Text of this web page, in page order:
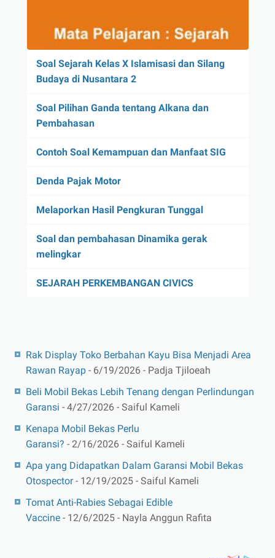
Soal Sejarah Kelas X Islamisasi dan Silang
Budaya di Nusantara 2
Soal Pilihan Ganda tentang Alkana dan
Pembahasan
Contoh Soal Kemampuan dan Manfaat SIG
Denda Pajak Motor
Melaporkan Hasil Pengkuran Tunggal
Soal dan pembahasan Dinamika gerak
melingkar
SEJARAH PERKEMBANGAN CIVICS
Rak Display Toko Berbahan Kayu Bisa Menjadi Area
Rawan Rayap - 6/19/2026 - Padja Tjiloeah
Beli Mobil Bekas Lebih Tenang dengan Perlindungan
Garansi - 4/27/2026 - Saiful Kameli
Kenapa Mobil Bekas Perlu
Garansi? - 2/16/2026 - Saiful Kameli
Apa yang Didapatkan Dalam Garansi Mobil Bekas
Otospector- 12/19/2025 - Saiful Kameli
Tomat Anti-Rabies Sebagai Edible
Vaccine - 12/6/2025 - Nayla Anggun Rafita